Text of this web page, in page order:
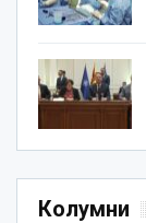
Колумни